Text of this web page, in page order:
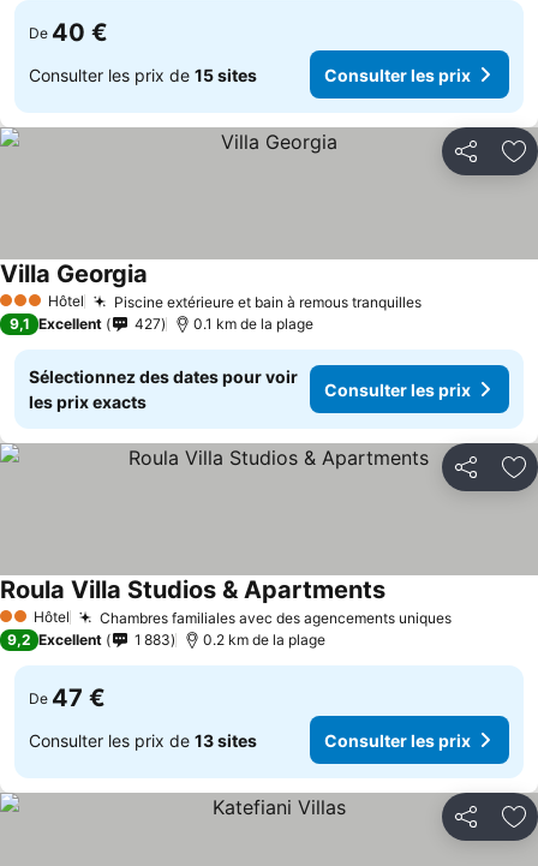
De 40 €
Consulter les prix de 15 sites Consulter les prix
Partager
3 ÉtoilesHôtel Piscine extérieure et bain à remous tranquilles
Villa Georgia
9,1 Excellent 427 0.1 km de la plage
Sélectionnez des dates pour voir
les prix exacts
Consulter les prix
Partager
2 Étoiles
Hôtel Chambres familiales avec des agencements uniques
Roula Villa Studios & Apartments
9,2 Excellent 1 883 0.2 km de la plage
De 47 €
Consulter les prix de 13 sites Consulter les prix
Partager